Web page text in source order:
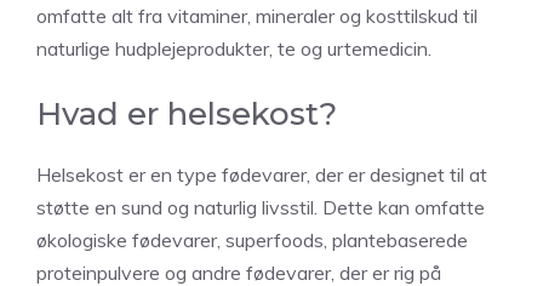
omfatte alt fra vitaminer, mineraler og kosttilskud til
naturlige hudplejeprodukter, te og urtemedicin.
Hvad er helsekost?
Helsekost er en type fødevarer, der er designet til at
støtte en sund og naturlig livsstil. Dette kan omfatte
økologiske fødevarer, superfoods, plantebaserede
proteinpulvere og andre fødevarer, der er rig på